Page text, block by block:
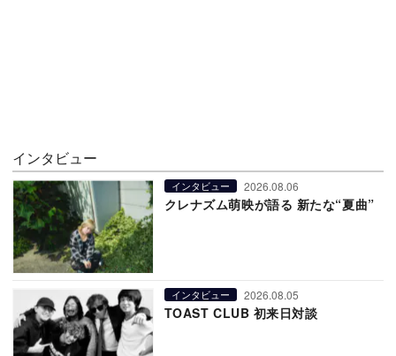
インタビュー
インタビュー 2026.08.06
クレナズム萌映が語る 新たな“夏曲”
インタビュー 2026.08.05
TOAST CLUB 初来日対談